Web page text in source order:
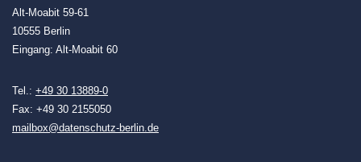
Alt-Moabit 59-61
10555 Berlin
Eingang: Alt-Moabit 60
Tel.: +49 30 13889-0
Fax: +49 30 2155050
mailbox@datenschutz-berlin.de